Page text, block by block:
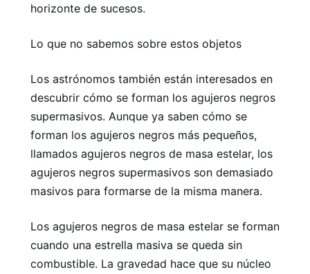
horizonte de sucesos.
Lo que no sabemos sobre estos objetos
Los astrónomos también están interesados ​​en
descubrir cómo se forman los agujeros negros
supermasivos. Aunque ya saben cómo se
forman los agujeros negros más pequeños,
llamados agujeros negros de masa estelar, los
agujeros negros supermasivos son demasiado
masivos para formarse de la misma manera.
Los agujeros negros de masa estelar se forman
cuando una estrella masiva se queda sin
combustible. La gravedad hace que su núcleo